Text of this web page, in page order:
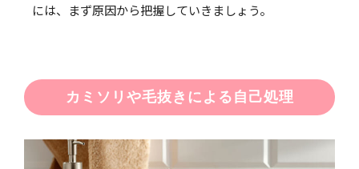
には、まず原因から把握していきましょう。
カミソリや毛抜きによる自己処理